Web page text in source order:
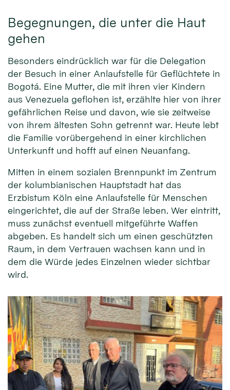
Begegnungen, die unter die Haut
gehen
Besonders eindrücklich war für die Delegation
der Besuch in einer Anlaufstelle für Geflüchtete in
Bogotá. Eine Mutter, die mit ihren vier Kindern
aus Venezuela geflohen ist, erzählte hier von ihrer
gefährlichen Reise und davon, wie sie zeitweise
von ihrem ältesten Sohn getrennt war. Heute lebt
die Familie vorübergehend in einer kirchlichen
Unterkunft und hofft auf einen Neuanfang.
Mitten in einem sozialen Brennpunkt im Zentrum
der kolumbianischen Hauptstadt hat das
Erzbistum Köln eine Anlaufstelle für Menschen
eingerichtet, die auf der Straße leben. Wer eintritt,
muss zunächst eventuell mitgeführte Waffen
abgeben. Es handelt sich um einen geschützten
Raum, in dem Vertrauen wachsen kann und in
dem die Würde jedes Einzelnen wieder sichtbar
wird.